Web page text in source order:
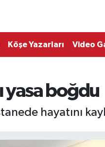
Köşe Yazarları Video
yasa boğdu
hayatını